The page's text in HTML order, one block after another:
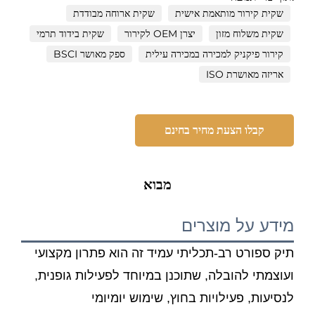
שקית קירור מותאמת אישית
שקית ארוחה מבודדת
שקית משלוח מזון
יצרן OEM לקירור
שקית בידוד תרמי
קירור פיקניק למכירה במכירה עילית
ספק מאושר BSCI
אריזה מאושרת ISO
קבלו הצעת מחיר בחינם
מבוא
מידע על מוצרים
תיק ספורט רב-תכליתי עמיד זה הוא פתרון מקצועי
ועוצמתי להובלה, שתוכנן במיוחד לפעילות גופנית,
לנסיעות, פעילויות בחוץ, שימוש יומיומי